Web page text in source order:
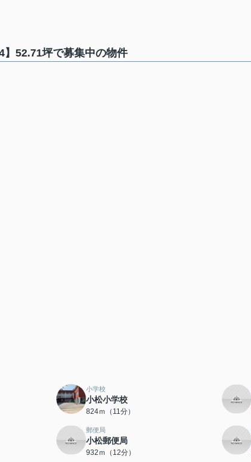
】52.71坪で募集中の物件
小学校
小松小学校
824ｍ（11分）
郵便局
小松郵便局
932ｍ（12分）